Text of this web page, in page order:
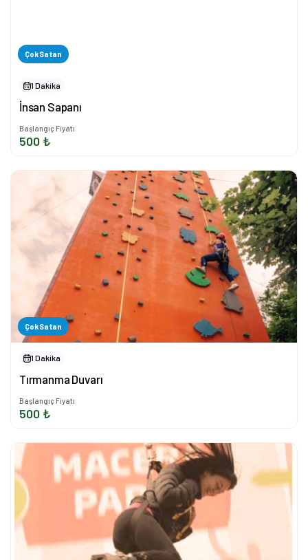
Çok Satan
1 Dakika
İnsan Sapanı
Başlangıç Fiyatı
500 ₺
Çok Satan
1 Dakika
Tırmanma Duvarı
Başlangıç Fiyatı
500 ₺